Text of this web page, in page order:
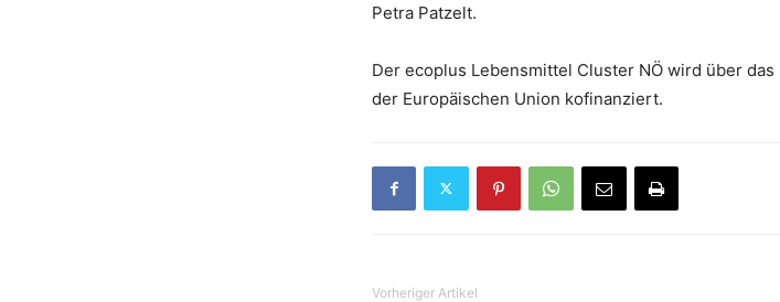
Petra Patzelt.
Der ecoplus Lebensmittel Cluster NÖ wird über
der Europäischen Union kofinanziert.
Vorheriger Artikel